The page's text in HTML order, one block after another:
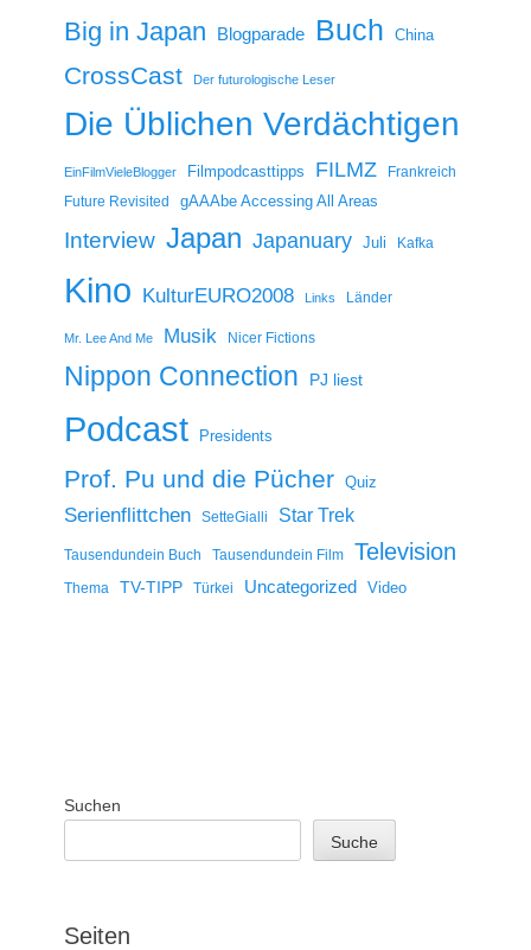
Big in Japan Blogparade Buch China
CrossCast Der futurologische Leser
Die Üblichen Verdächtigen
EinFilmVieleBlogger Filmpodcasttipps FILMZ
Frankreich
Future Revisited
gAAAbe Accessing All Areas
Interview Japan Japanuary Juli Kafka
Kino KulturEURO2008 Links Länder
Mr. Lee And Me Musik Nicer Fictions
Nippon Connection PJ liest
Podcast Presidents
Prof. Pu und die Pücher Quiz
Serienflittchen SetteGialli Star Trek
Tausendundein Buch Tausendundein Film Television
Thema TV-TIPP Türkei Uncategorized Video
Suchen
Suche
Seiten